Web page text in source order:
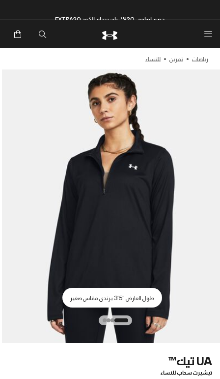
رياضات تمرين للنساء
طول العارض "5'3 يرتدي مقاس صغير
UA تيك™
تيشيرت سحاب للنساء